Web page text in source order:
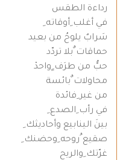
رداءة الطقس
في أغلب ِأوقاته ِ
سَرابٌ يلوحُ من بعيد
حماقات ٌبلا تردّد
حبُّ من طرَف ٍواحدْ
محاولات ٌبائسة
من غير ِفائدة
في رأب ِالصدع ِ
بينَ الينابيع وأحاديثك ِ
صقيع ُروحه ِوحضنك ِ
غرّتك ِوالريح